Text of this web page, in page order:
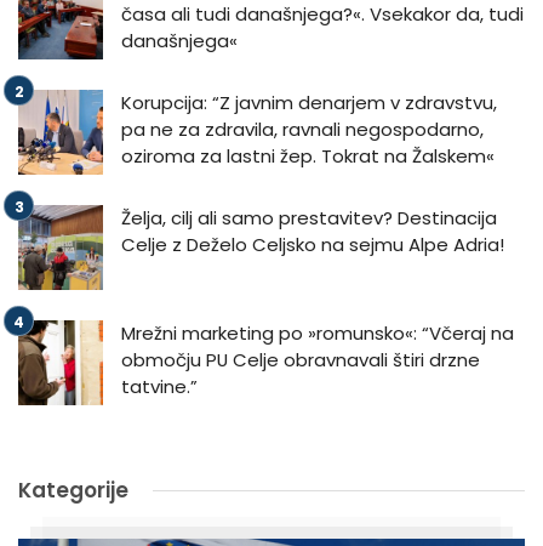
časa ali tudi današnjega?«. Vsekakor da, tudi
današnjega«
Korupcija: “Z javnim denarjem v zdravstvu,
pa ne za zdravila, ravnali negospodarno,
oziroma za lastni žep. Tokrat na Žalskem«
Želja, cilj ali samo prestavitev? Destinacija
Celje z Deželo Celjsko na sejmu Alpe Adria!
Mrežni marketing po »romunsko«: “Včeraj na
območju PU Celje obravnavali štiri drzne
tatvine.”
Kategorije